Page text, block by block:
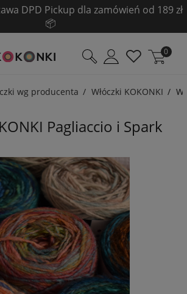
DPD Pickup dla zamówień od 189 zł
📦
0
wg producenta Włóczki KOKONKI
Pagliaccio i Spark